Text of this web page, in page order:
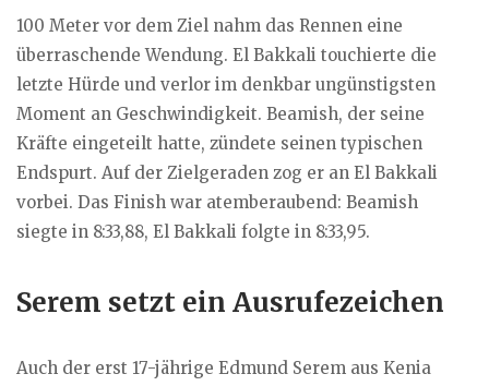
100 Meter vor dem Ziel nahm das Rennen eine
überraschende Wendung. El Bakkali touchierte die
letzte Hürde und verlor im denkbar ungünstigsten
Moment an Geschwindigkeit. Beamish, der seine
Kräfte eingeteilt hatte, zündete seinen typischen
Endspurt. Auf der Zielgeraden zog er an El Bakkali
vorbei. Das Finish war atemberaubend: Beamish
siegte in 8:33,88, El Bakkali folgte in 8:33,95.
Serem setzt ein Ausrufezeichen
Auch der erst 17-jährige Edmund Serem aus Kenia